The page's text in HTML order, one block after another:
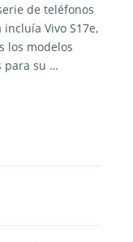
de teléfonos
Vivo S17e,
los modelos
para su …